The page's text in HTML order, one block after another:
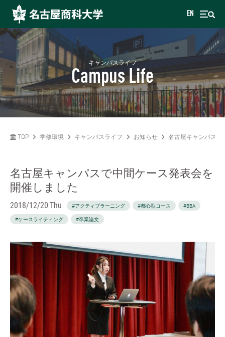
EN
キャンパスライフ
Campus Life
TOP 学修環境 キャンパスライフ お知らせ 名古屋キャンパスで
名古屋キャンパスで中間ケース発表会を
開催しました
2018/12/20 Thu #アクティブラーニング #都心型コース #BBA
#ケースライティング #卒業論文